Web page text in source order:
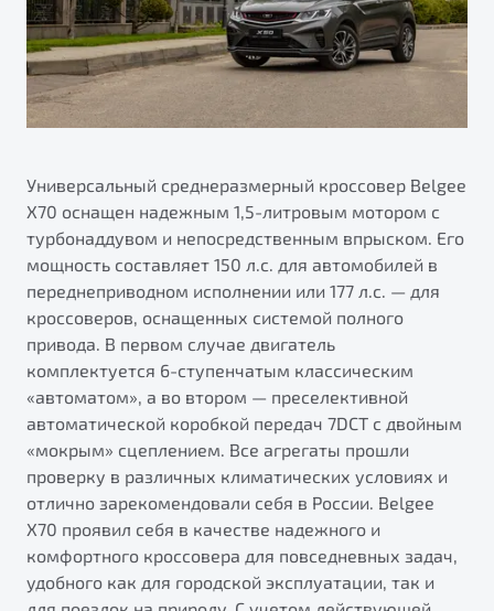
Универсальный среднеразмерный кроссовер Belgee
X70 оснащен надежным 1,5-литровым мотором с
турбонаддувом и непосредственным впрыском. Его
мощность составляет 150 л.с. для автомобилей в
переднеприводном исполнении или 177 л.с. — для
кроссоверов, оснащенных системой полного
привода. В первом случае двигатель
комплектуется 6-ступенчатым классическим
«автоматом», а во втором — преселективной
автоматической коробкой передач 7DCT с двойным
«мокрым» сцеплением. Все агрегаты прошли
проверку в различных климатических условиях и
отлично зарекомендовали себя в России. Belgee
X70 проявил себя в качестве надежного и
комфортного кроссовера для повседневных задач,
удобного как для городской эксплуатации, так и